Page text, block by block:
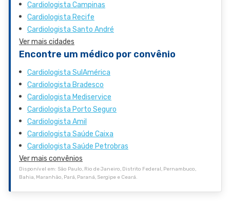
Cardiologista Campinas
Cardiologista Recife
Cardiologista Santo André
Ver mais cidades
Encontre um médico por convênio
Cardiologista SulAmérica
Cardiologista Bradesco
Cardiologista Mediservice
Cardiologista Porto Seguro
Cardiologista Amil
Cardiologista Saúde Caixa
Cardiologista Saúde Petrobras
Ver mais convênios
Disponível em: São Paulo, Rio de Janeiro, Distrito Federal, Pernambuco,
Bahia, Maranhão, Pará, Paraná, Sergipe e Ceará.